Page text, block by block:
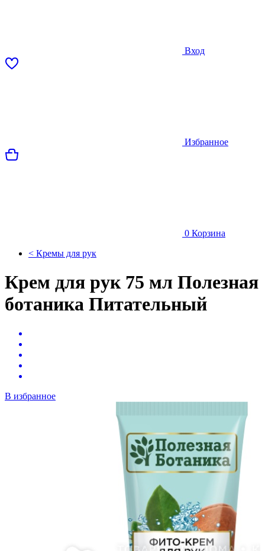
Вход
Избранное
0 Корзина
< Кремы для рук
Крем для рук 75 мл Полезная
ботаника Питательный
В избранное